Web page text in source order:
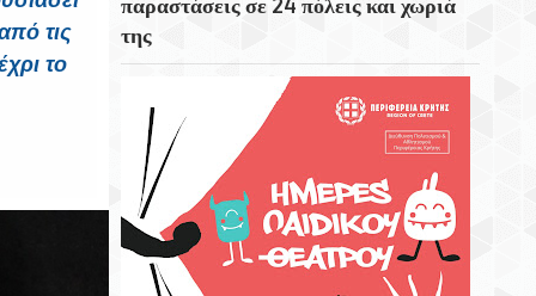
τις
το
Εορτή Της Μεταμορφώσεως Του Σωτήρος
Στο Χωριό Απίδια Σητείας - Του Γεωργίου
Αυγουστινάκη
Το Εκκλησάκι Του Τιμίου Σταυρού Στο
Στρούμπουλα
6 Αυγούστου 1999 Φεύγει Απο Την Ζωή Η
Ρίτα Σακελαρίου
παραστάσεις σε 24 πόλεις και χωριά
της